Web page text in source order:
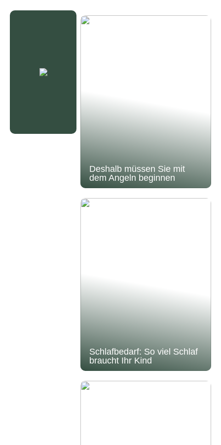
Deshalb müssen Sie mit
dem Angeln beginnen
Schlafbedarf: So viel Schlaf
braucht Ihr Kind